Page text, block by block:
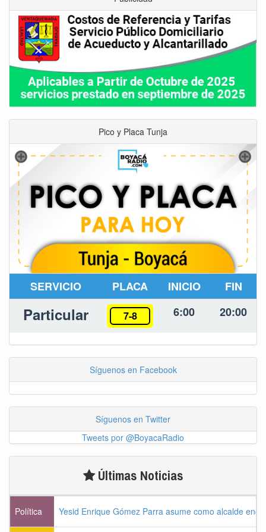
Pico y Placa Tunja
SERVICIO PLACA INICIO FIN
Particular 7-8 6:00 20:00
Síguenos en Facebook
Síguenos en Twitter
Tweets por @BoyacaRadio
Últimas Noticias
Política Yesid Enrique Gómez Parra asume como alcalde